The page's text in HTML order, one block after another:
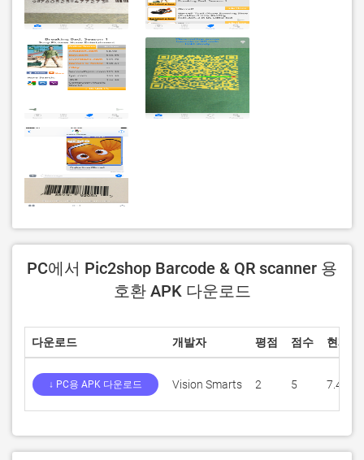
PC에서 Pic2shop Barcode & QR scanner 용
호환 APK 다운로드
다운로드 개발자 평점 점수 현재
↓ PC용 APK 다운로드 Vision Smarts 2 5 7.4